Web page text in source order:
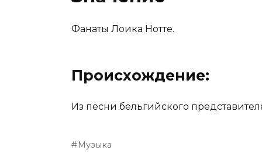
Фанаты Лоика Нотте.
Происхождение:
Из песни бельгийского
Музыка